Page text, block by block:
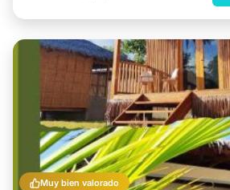
Muy bien valorado